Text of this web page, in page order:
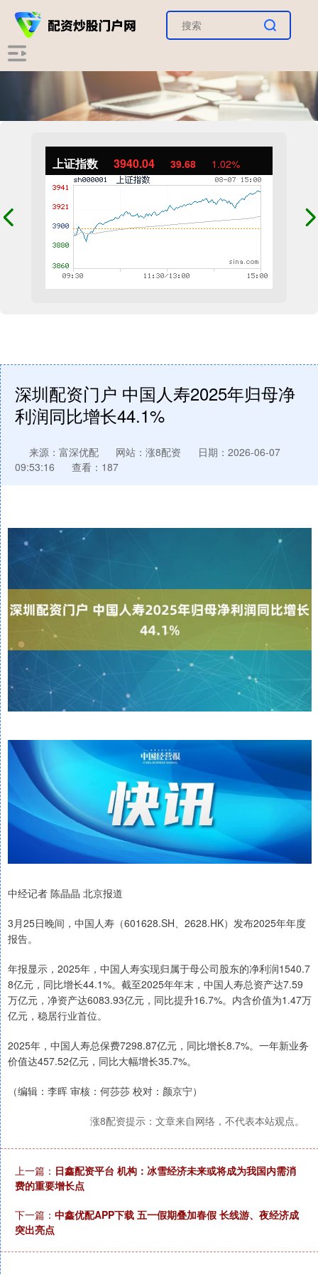
上证指数 3940.04 39.68 1.02%
深圳配资门户 中国人寿2025年归母净
利润同比增长44.1%
来源：富深优配 网站：涨8配资
日期：2026-06-07
09:53:16
查看：187
中经记者 陈晶晶 北京报道
3月25日晚间，中国人寿（601628.SH、2628.HK）发布2025年年度
报告。
年报显示，2025年，中国人寿实现归属于母公司股东的净利润1540.7
8亿元，同比增长44.1%。截至2025年年末，中国人寿总资产达7.59
万亿元，净资产达6083.93亿元，同比提升16.7%。内含价值为1.47万
亿元，稳居行业首位。
2025年，中国人寿总保费7298.87亿元，同比增长8.7%。一年新业务
价值达457.52亿元，同比大幅增长35.7%。
（编辑：李晖 审核：何莎莎 校对：颜京宁）
涨8配资提示：文章来自网络，不代表本站观点。
上一篇： 日鑫配资平台 机构：冰雪经济未来或将成为我国内需消
费的重要增长点
下一篇： 中鑫优配APP下载 五一假期叠加春假 长线游、夜经济成
突出亮点